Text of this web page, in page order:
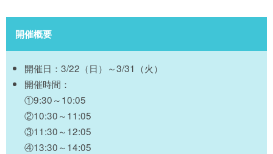
開催概要
開催日：3/22（日）～3/31（火）
開催時間：
①9:30～10:05
②10:30～11:05
③11:30～12:05
④13:30～14:05